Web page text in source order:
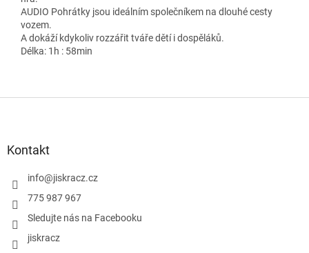
AUDIO Pohrátky jsou ideálním společníkem na dlouhé cesty
vozem.
A dokáží kdykoliv rozzářit tváře dětí i dospěláků.
Délka: 1h : 58min
Kontakt
info@jiskracz.cz
775 987 967
Sledujte nás na Facebooku
jiskracz